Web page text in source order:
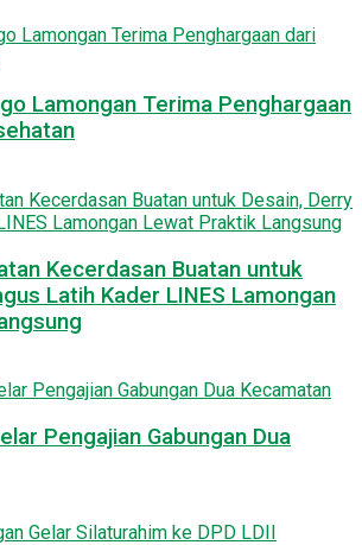
Lamongan Terima Penghargaan
Kecerdasan Buatan untuk
Latih Kader LINES Lamongan
Pengajian Gabungan Dua